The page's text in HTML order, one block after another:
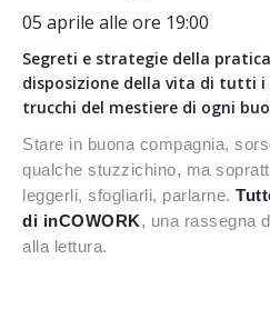
05 aprile alle ore 19:00
Segreti e strategie della
disposizione della vita di tutti i
trucchi del mestiere di ogni
Stare in buona compagnia,
qualche stuzzichino, ma
leggerli, sfogliarli, parlarne.
di inCOWORK, una rassegna
alla lettura.